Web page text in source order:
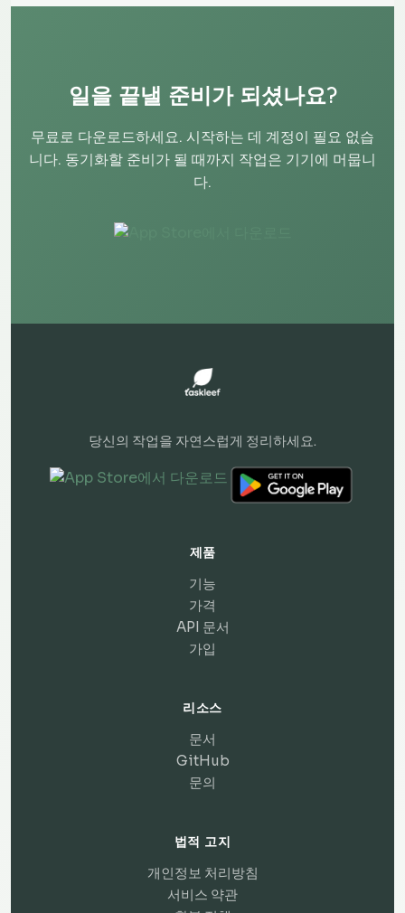
일을 끝낼 준비가 되셨나요?
무료로 다운로드하세요. 시작하는 데 계정이 필요 없습
니다. 동기화할 준비가 될 때까지 작업은 기기에 머뭅니
다.
당신의 작업을 자연스럽게 정리하세요.
제품
기능
가격
API 문서
가입
리소스
문서
GitHub
문의
법적 고지
개인정보 처리방침
서비스 약관